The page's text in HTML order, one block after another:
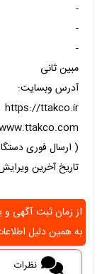
-
-
-
مبین ثانی
آدرس وبسایت:
https://ttakco.ir
( ارسال فوری
تاریخ آخرین ویرایش
از زمان ثبت آگهی
به همین دلیل
نظرات